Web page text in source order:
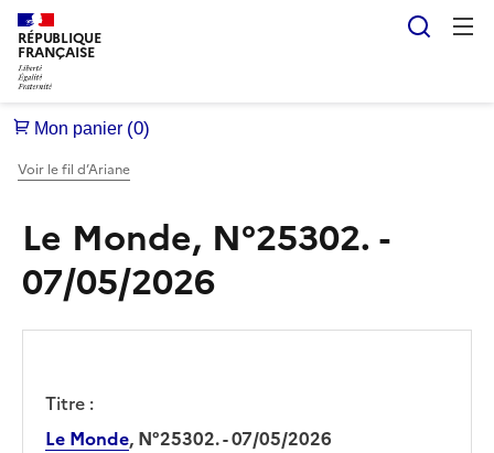
RÉPUBLIQUE
FRANÇAISE
Voir le fil d’Ariane
Le Monde, N°25302. -
07/05/2026
Titre :
Le Monde, N°25302. - 07/05/2026